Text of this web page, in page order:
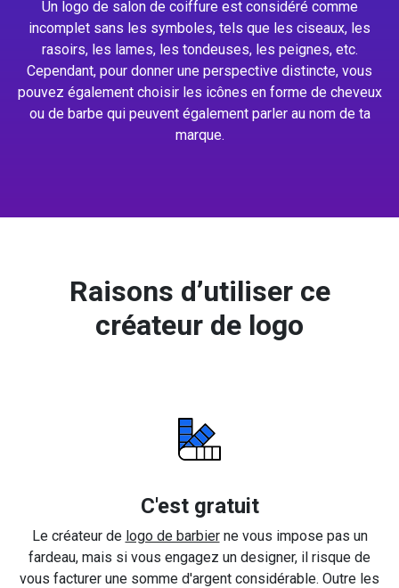
Un logo de salon de coiffure est considéré comme
incomplet sans les symboles, tels que les ciseaux, les
rasoirs, les lames, les tondeuses, les peignes, etc.
Cependant, pour donner une perspective distincte, vous
pouvez également choisir les icônes en forme de cheveux
ou de barbe qui peuvent également parler au nom de ta
marque.
Raisons d’utiliser ce
créateur de logo
C'est gratuit
Le créateur de logo de barbierne vous impose pas un
fardeau, mais si vous engagez un designer, il risque de
vous facturer une somme d'argent considérable. Outre les